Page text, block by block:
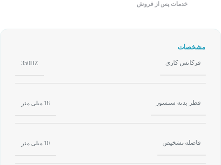
خدمات پس از فروش
مشخصات
فرکانس کاری 350HZ
قطر بدنه سنسور 18 میلی متر
فاصله تشخیص 10 میلی متر